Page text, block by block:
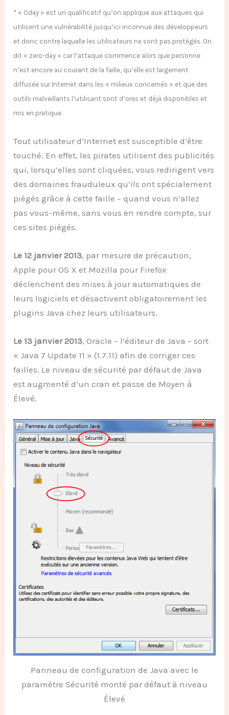
* « 0day » est un qualificatif qu’on applique aux attaques qui
utilisent une vulnérabilité jusqu’ici inconnue des développeurs
et donc contre laquelle les utilisateurs ne sont pas protégés. On
dit « zero-day » car l’attaque commence alors que personne
n’est encore au courant de la faille, qu’elle est largement
diffusée sur Internet dans les « milieux concernés » et que des
outils malveillants l’utilisant sont d’ores et déjà disponibles et
mis en pratique.
Tout utilisateur d’Internet est susceptible d’être
touché. En effet, les pirates utilisent des publicités
qui, lorsqu’elles sont cliquées, vous redirigent vers
des domaines frauduleux qu’ils ont spécialement
piégés grâce à cette faille – quand vous n’allez
pas vous-même, sans vous en rendre compte, sur
ces sites piégés.
Le 12 janvier 2013, par mesure de précaution,
Apple pour OS X et Mozilla pour Firefox
déclenchent des mises à jour automatiques de
leurs logiciels et désactivent obligatoirement les
plugins Java chez leurs utilisateurs.
Le 13 janvier 2013, Oracle – l’éditeur de Java – sort
« Java 7 Update 11 » (1.7.11) afin de corriger ces
failles. Le niveau de sécurité par défaut de Java
est augmenté d’un cran et passe de Moyen à
Élevé.
Panneau de configuration de Java avec le
paramètre Sécurité monté par défaut à niveau
Élevé